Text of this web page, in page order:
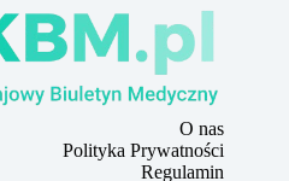
O nas
Polityka Prywatności
Regulamin